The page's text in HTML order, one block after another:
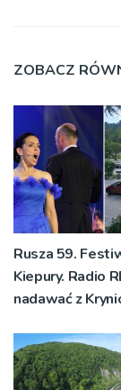
ZOBACZ
Rusza 59.
Kiepury. Radio
nadawać z